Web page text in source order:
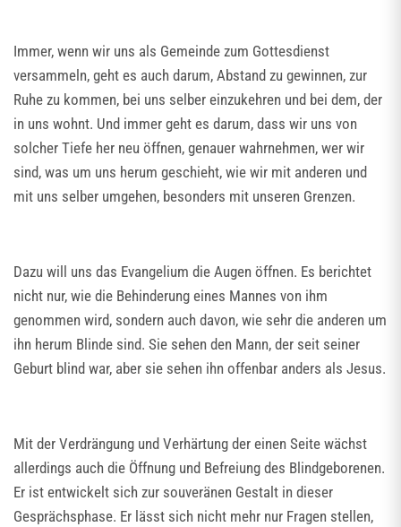
Immer, wenn wir uns als Gemeinde zum Gottesdienst
versammeln, geht es auch darum, Abstand zu gewinnen, zur
Ruhe zu kommen, bei uns selber einzukehren und bei dem, der
in uns wohnt. Und immer geht es darum, dass wir uns von
solcher Tiefe her neu öffnen, genauer wahrnehmen, wer wir
sind, was um uns herum geschieht, wie wir mit anderen und
mit uns selber umgehen, besonders mit unseren Grenzen.
Dazu will uns das Evangelium die Augen öffnen. Es berichtet
nicht nur, wie die Behinderung eines Mannes von ihm
genommen wird, sondern auch davon, wie sehr die anderen um
ihn herum Blinde sind. Sie sehen den Mann, der seit seiner
Geburt blind war, aber sie sehen ihn offenbar anders als Jesus.
Mit der Verdrängung und Verhärtung der einen Seite wächst
allerdings auch die Öffnung und Befreiung des Blindgeborenen.
Er ist entwickelt sich zur souveränen Gestalt in dieser
Gesprächsphase. Er lässt sich nicht mehr nur Fragen stellen,